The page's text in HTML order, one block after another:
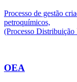
Processo de gestão
petroquímicos,
(Processo Distribuição
OEA